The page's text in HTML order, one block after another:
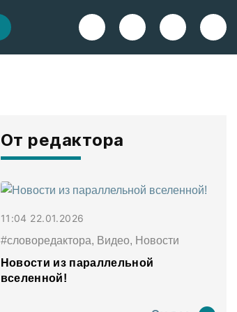
От редактора
11:04 22.01.2026
#словоредактора, Видео, Новости
Новости из параллельной
вселенной!